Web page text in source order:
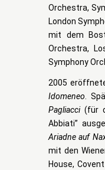
Orchestra,
London
mit dem
Orchestra,
Symphony
2005
Idomeneo.
Pagliacci(für
Abbiati”
Ariadne auf
mit den
House,